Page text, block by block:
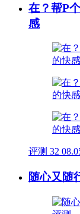
在？帮P
感
评测 32
随心又随